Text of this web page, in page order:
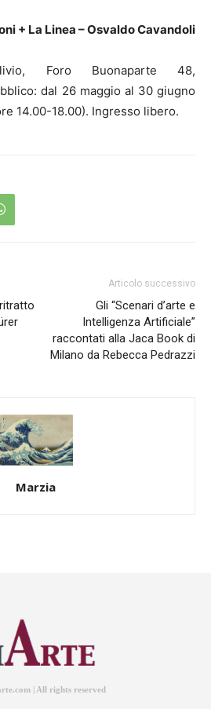
+ La Linea – Osvaldo Cavandoli
Foro Buonaparte 48,
dal 26 maggio al 30 giugno
14.00-18.00). Ingresso libero.
Articolo successivo
Gli “Scenari d’arte e
Intelligenza Artificiale”
raccontati alla Jaca Book di
Milano da Rebecca Pedrazzi
Marzia
| All rights reserved